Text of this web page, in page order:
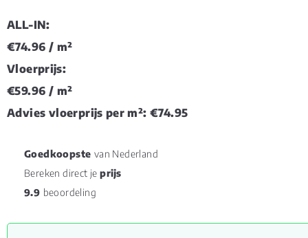
ALL-IN:
€74.96 / m²
Vloerprijs:
€59.96 / m²
Advies vloerprijs per m²: €74.95
Goedkoopste van Nederland
Bereken direct jeprijs
9.9 beoordeling